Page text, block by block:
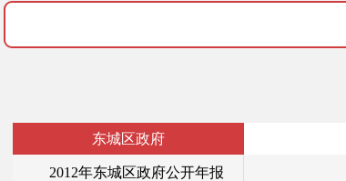
东城区政府
2012年东城区政府公开年报